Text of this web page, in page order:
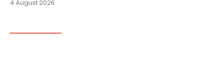
4 August 2026